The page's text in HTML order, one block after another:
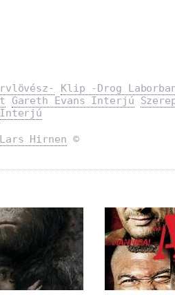
Klip -Drog
Gareth Evans Interjú
Interjú
Lars Hirnen ©